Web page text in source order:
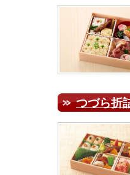
つづら折